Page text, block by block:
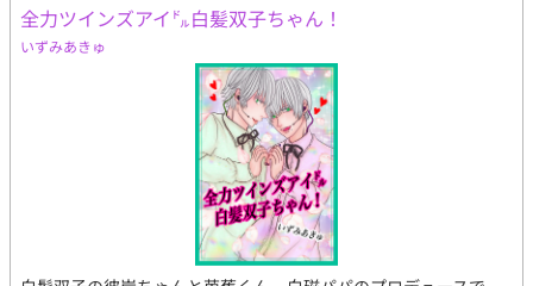
全力ツインズアイ㌦白髪双子ちゃん！
いずみあきゅ